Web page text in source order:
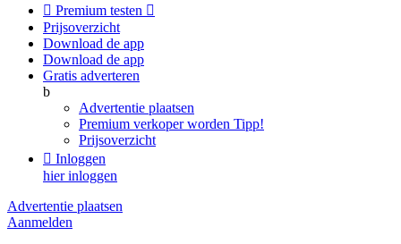
 Premium testen 
Prijsoverzicht
Download de app
Download de app
Gratis adverteren
b
Advertentie plaatsen
Premium verkoper worden Tipp!
Prijsoverzicht
 Inloggen
hier inloggen
Advertentie plaatsen
Aanmelden